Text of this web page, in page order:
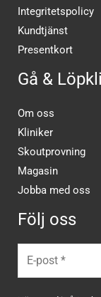
Integritetspolicy
Kundtjänst
Presentkort
Gå &
Om oss
Kliniker
Skoutprovning
Magasin
Jobba med oss
Följ oss